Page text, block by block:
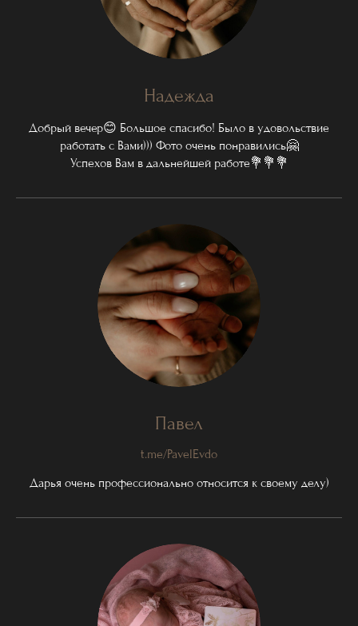
Надежда
Добрый вечер😊 Большое спасибо! Было в удовольствие
работать с Вами))) Фото очень понравились🤗
Успехов Вам в дальнейшей работе💐💐💐
Павел
t.me/PavelEvdo
Дарья очень профессионально относится к своему делу)